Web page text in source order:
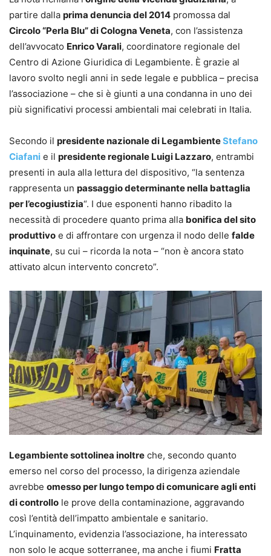
partire dalla prima denuncia del 2014 promossa dal
Circolo “Perla Blu” di Cologna Veneta, con l’assistenza
dell’avvocato Enrico Varali, coordinatore regionale del
Centro di Azione Giuridica di Legambiente. È grazie al
lavoro svolto negli anni in sede legale e pubblica – precisa
l’associazione – che si è giunti a una condanna in uno dei
più significativi processi ambientali mai celebrati in Italia.
Secondo il presidente nazionale di LegambienteStefano
Ciafani e il presidente regionale Luigi Lazzaro, entrambi
presenti in aula alla lettura del dispositivo, “la sentenza
rappresenta un passaggio determinante nella battaglia
per l’ecogiustizia“. I due esponenti hanno ribadito la
necessità di procedere quanto prima alla bonifica del sito
produttivo e di affrontare con urgenza il nodo delle falde
inquinate, su cui – ricorda la nota – “non è ancora stato
attivato alcun intervento concreto”.
Legambiente sottolinea inoltre che, secondo quanto
emerso nel corso del processo, la dirigenza aziendale
avrebbe omesso per lungo tempo di comunicare agli enti
di controllo le prove della contaminazione, aggravando
così l’entità dell’impatto ambientale e sanitario.
L’inquinamento, evidenzia l’associazione, ha interessato
non solo le acque sotterranee, ma anche i fiumi Fratta